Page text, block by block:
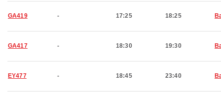
GA419 - 17:25 18:25
GA417 - 18:30 19:30
EY477 - 18:45 23:40